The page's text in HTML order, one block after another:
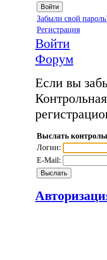
Забыли свой
Регистрация
Войти
Форум
Если вы
Выслать
Логин:
E-Mail: